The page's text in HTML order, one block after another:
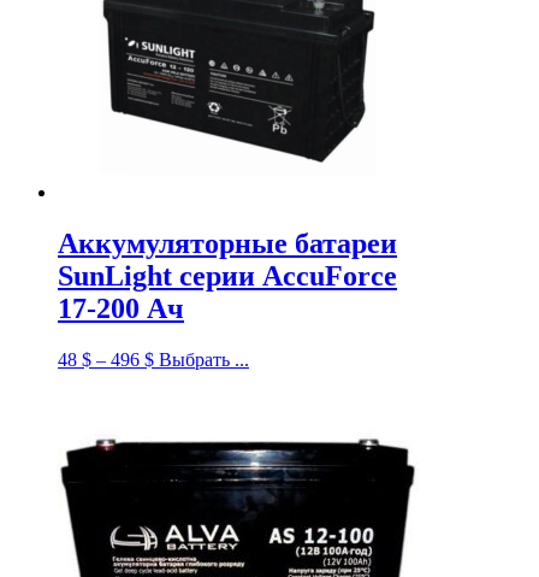
Аккумуляторные батареи
SunLight серии AccuForce
17-200 Ач
48 $ – 496 $ Выбрать ...